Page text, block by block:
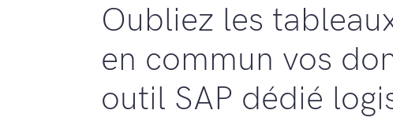
Oubliez les
en commun vos
outil SAP dédié